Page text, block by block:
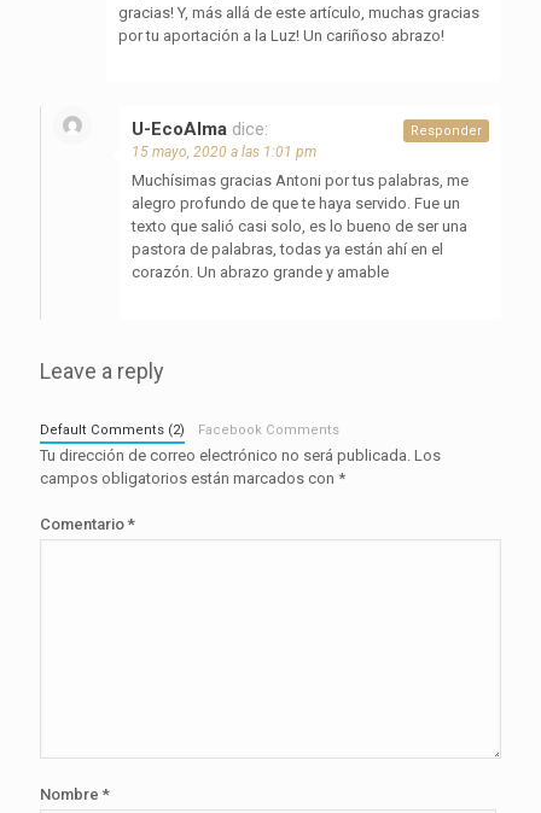
gracias! Y, más allá de este artículo, muchas gracias
por tu aportación a la Luz! Un cariñoso abrazo!
U-EcoAlma dice:
15 mayo, 2020 a las 1:01 pm
Muchísimas gracias Antoni por tus palabras, me
alegro profundo de que te haya servido. Fue un
texto que salió casi solo, es lo bueno de ser una
pastora de palabras, todas ya están ahí en el
corazón. Un abrazo grande y amable
Responder
Leave a reply
Default Comments (2) Facebook Comments
Tu dirección de correo electrónico no será publicada. Los
campos obligatorios están marcados con *
Comentario *
Nombre *